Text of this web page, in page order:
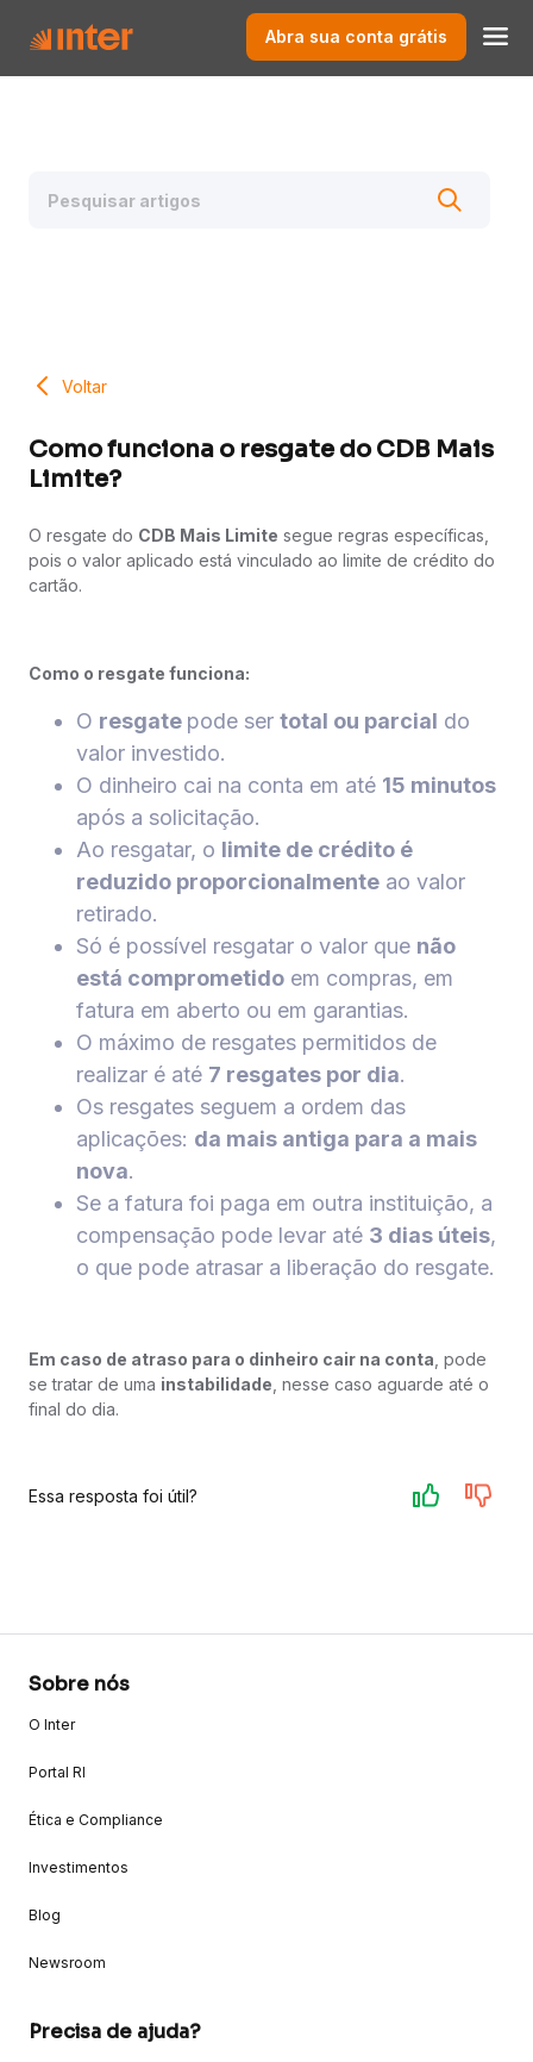
Abra sua conta grátis
Voltar
Como funciona o resgate do CDB Mais
Limite?
O resgate do CDB Mais Limite segue regras específicas,
pois o valor aplicado está vinculado ao limite de crédito do
cartão.
Como o resgate funciona:
O resgate pode ser total ou parcial do
valor investido.
O dinheiro cai na conta em até 15 minutos
após a solicitação.
Ao resgatar, o limite de crédito é
reduzido proporcionalmente ao valor
retirado.
Só é possível resgatar o valor que não
está comprometido em compras, em
fatura em aberto ou em garantias.
O máximo de resgates permitidos de
realizar é até 7 resgates por dia.
Os resgates seguem a ordem das
aplicações: da mais antiga para a mais
nova.
Se a fatura foi paga em outra instituição, a
compensação pode levar até 3 dias úteis,
o que pode atrasar a liberação do resgate.
Em caso de atraso para o dinheiro cair na conta , pode
se tratar de uma instabilidade , nesse caso aguarde até o
final do dia.
Essa resposta foi útil?
Sobre nós
O Inter
Portal RI
Ética e Compliance
Investimentos
Blog
Newsroom
Precisa de ajuda?